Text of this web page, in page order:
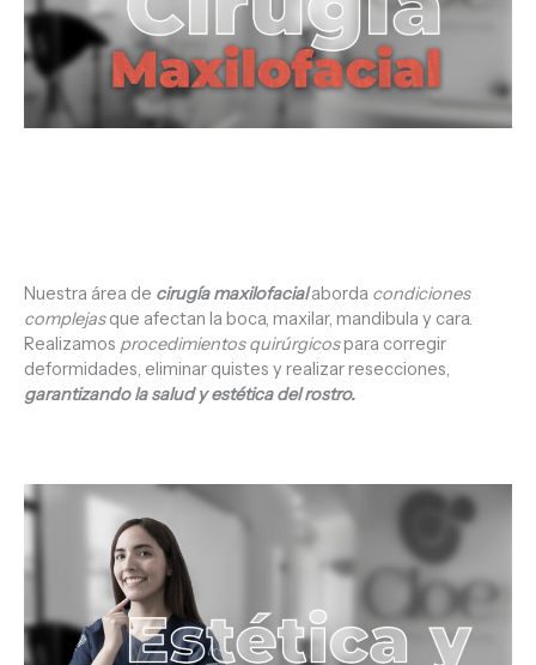
Nuestra área de cirugía maxilofacialaborda condiciones
complejasque afectan la boca, maxilar, mandibula y cara.
Realizamos procedimientos quirúrgicospara corregir
deformidades, eliminar quistes y realizar resecciones,
garantizandola salud y estética del rostro.